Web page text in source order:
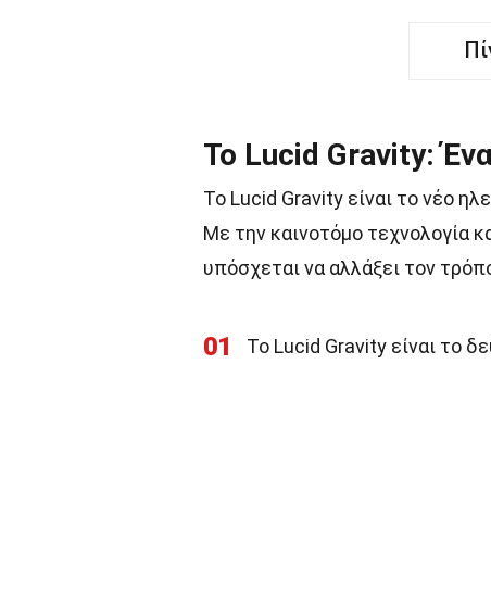
Το Lucid Gravity:
Το Lucid Gravity είναι το νέο
Με την καινοτόμο τεχνολογία
υπόσχεται να αλλάξει τον
01 Το Lucid Gravity είναι το